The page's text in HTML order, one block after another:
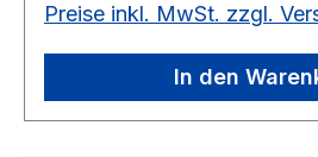
Preise inkl. MwSt. zzgl.
In den